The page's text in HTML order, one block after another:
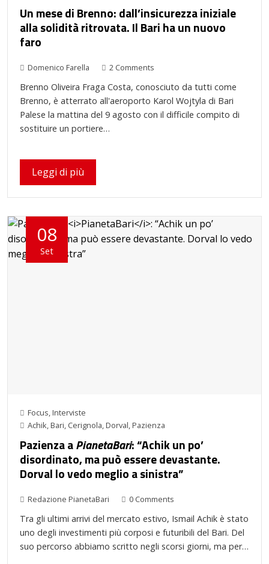
Un mese di Brenno: dall’insicurezza iniziale
alla solidità ritrovata. Il Bari ha un nuovo
faro
Domenico Farella 2 Comments
Brenno Oliveira Fraga Costa, conosciuto da tutti come
Brenno, è atterrato all'aeroporto Karol Wojtyla di Bari
Palese la mattina del 9 agosto con il difficile compito di
sostituire un portiere…
Leggi di più
08
Set
Focus Interviste
Achik Bari Cerignola Dorval Pazienza
Pazienza aPianetaBari: “Achik un po’
disordinato, ma può essere devastante.
Dorval lo vedo meglio a sinistra”
Redazione PianetaBari 0 Comments
Tra gli ultimi arrivi del mercato estivo, Ismail Achik è stato
uno degli investimenti più corposi e futuribili del Bari. Del
suo percorso abbiamo scritto negli scorsi giorni, ma per…